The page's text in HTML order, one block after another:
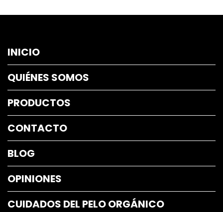
INICIO
QUIÉNES SOMOS
PRODUCTOS
CONTACTO
BLOG
OPINIONES
CUIDADOS DEL PELO ORGÁNICO